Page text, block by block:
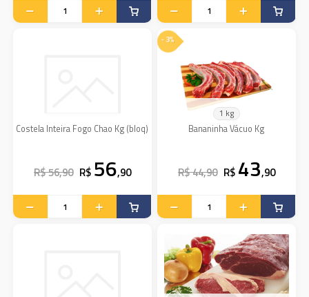
Costela Inteira Fogo Chao Kg (bloq)
R$ 56,90 R$ 56,90
- 3%
1 kg
Bananinha Vácuo Kg
R$ 44,90 R$ 43,90